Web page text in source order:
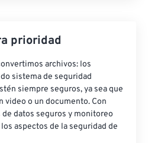
prioridad
archivos: los
sistema de seguridad
siempre seguros, ya sea que
video o un documento. Con
datos seguros y monitoreo
aspectos de la seguridad de